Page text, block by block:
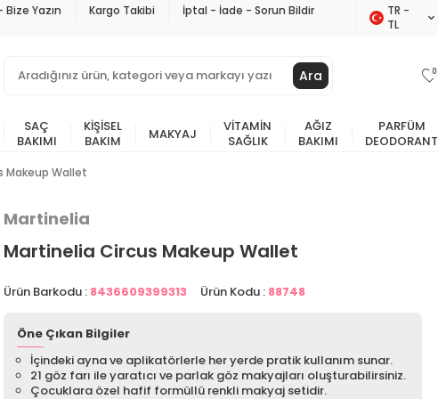
Yazın Kargo Takibi İptal - İade - Sorun Bildir
TR −
TL
Ara 0
SAÇ
BAKIMI
KIŞISEL
BAKIM
MAKYAJ
VITAMIN
SAĞLIK
AĞIZ
BAKIMI
PARFÜM
DEODORANT
Makeup Wallet
Martinelia
Martinelia Circus Makeup Wallet
Ürün Barkodu : 8436609399313 Ürün Kodu : 88748
Öne Çıkan Bilgiler
İçindeki ayna ve aplikatörlerle her yerde pratik kullanım sunar.
21 göz farı ile yaratıcı ve parlak göz makyajları oluşturabilirsiniz.
Çocuklara özel hafif formüllü renkli makyaj setidir.